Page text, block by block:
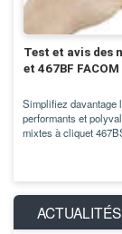
Test et avis des
et 467BF FACOM
Simplifiez davantage
performants et
mixtes à cliquet
ACTUALITÉS